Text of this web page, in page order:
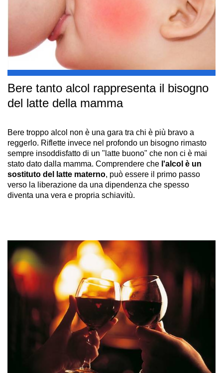
Bere tanto alcol rappresenta il bisogno
del latte della mamma
Bere troppo alcol non è una gara tra chi è più bravo a
reggerlo. Riflette invece nel profondo un bisogno rimasto
sempre insoddisfatto di un "latte buono" che non ci è mai
stato dato dalla mamma. Comprendere che l'alcol è un
sostituto del latte materno, può essere il primo passo
verso la liberazione da una dipendenza che spesso
diventa una vera e propria schiavitù.